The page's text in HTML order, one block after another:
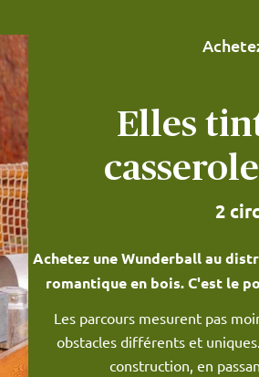
Elles
2
Achetez une Wunderball au
romantique en bois. C'est le
Les parcours mesurent pas
obstacles différents et
construction, en